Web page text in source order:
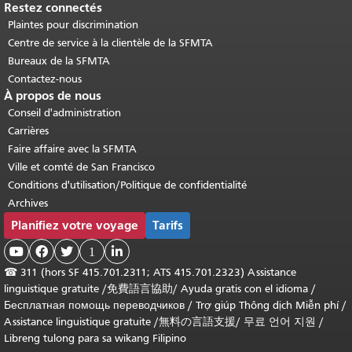
Restez connectés
Plaintes pour discrimination
Centre de service à la clientèle de la SFMTA
Bureaux de la SFMTA
Contactez-nous
À propos de nous
Conseil d'administration
Carrières
Faire affaire avec la SFMTA
Ville et comté de San Francisco
Conditions d'utilisation/Politique de confidentialité
Archives
Planifiez votre voyage Tarifs
   1 
☎ 311 (hors SF 415.701.2311; ATS 415.701.2323) Assistance
linguistique gratuite /免費語言協助/ Ayuda gratis con el idioma /
Бесплатная помощь переводчиков / Trợ giúp Thông dịch Miễn phí/
Assistance linguistique gratuite /無料の言語支援/ 무료 언어 지원 /
Libreng tulong para sa wikang Filipino